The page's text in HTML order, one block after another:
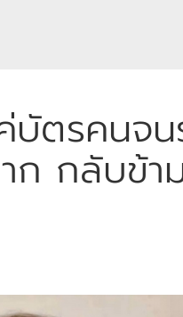
ตรคนจน
ก กลับข้